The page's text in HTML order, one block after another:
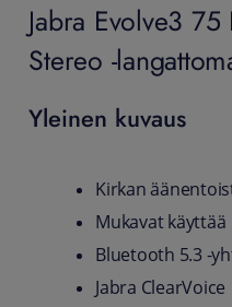
Jabra Evolve3
Stereo -
Yleinen kuvaus
Kirkan
Mukavat käyttää
Bluetooth 5.3 -
Jabra ClearVoice